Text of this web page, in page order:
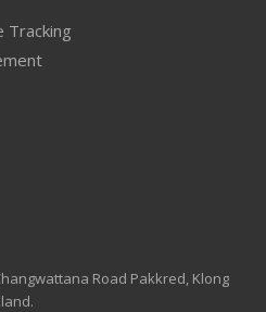
Tracking
Road Pakkred, Klong